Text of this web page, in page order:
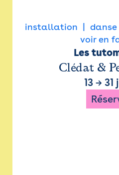
installation danse
voir en
Les
Clédat &
13→ 31